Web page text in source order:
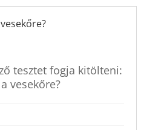
tesztet fogja kitölteni:
vesekőre?